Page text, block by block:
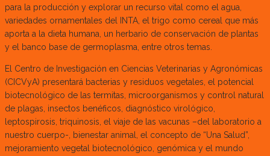
para la producción y explorar un recurso vital como el agua,
variedades ornamentales del INTA, el trigo como cereal que más
aporta a la dieta humana, un herbario de conservación de plantas
y el banco base de germoplasma, entre otros temas.
El Centro de Investigación en Ciencias Veterinarias y Agronómicas
(CICVyA) presentará bacterias y residuos vegetales, el potencial
biotecnológico de las termitas, microorganismos y control natural
de plagas, insectos benéficos, diagnóstico virológico,
leptospirosis, triquinosis, el viaje de las vacunas –del laboratorio a
nuestro cuerpo-, bienestar animal, el concepto de “Una Salud”,
mejoramiento vegetal biotecnológico, genómica y el mundo